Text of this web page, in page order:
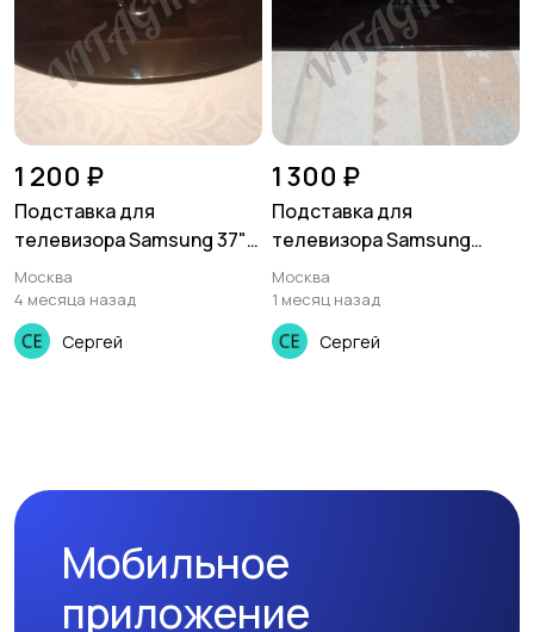
1 200 ₽
Подставка для
телевизора Samsung 37"
Le37a615a3f, Le37a656a1f,
Le37a616a3f, BN61-
03807A,и др.
Москва
4 месяца назад
Сергей
1 300 ₽
Подставка для
телевизора Samsung
LE40N87BD, Bn61-03105x
Москва
1 месяц назад
Сергей
Мобильное
приложение